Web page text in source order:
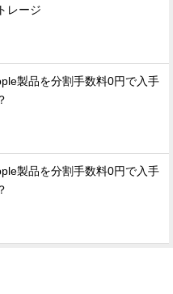
レージ
製品を分割手数料0円で入手
製品を分割手数料0円で入手